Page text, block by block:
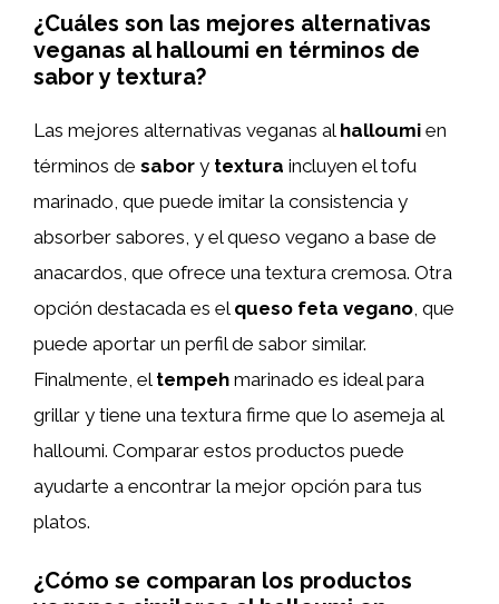
¿Cuáles son las mejores alternativas
veganas al halloumi en términos de
sabor y textura?
Las mejores alternativas veganas al halloumi en
términos de sabor y textura incluyen el tofu
marinado, que puede imitar la consistencia y
absorber sabores, y el queso vegano a base de
anacardos, que ofrece una textura cremosa. Otra
opción destacada es el queso feta vegano , que
puede aportar un perfil de sabor similar.
Finalmente, el tempeh marinado es ideal para
grillar y tiene una textura firme que lo asemeja al
halloumi. Comparar estos productos puede
ayudarte a encontrar la mejor opción para tus
platos.
¿Cómo se comparan los productos